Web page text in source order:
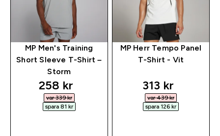
MP Men's Training
Short Sleeve T-Shirt –
Storm
discounted price
258 kr‎
var 339 kr‎
spara 81 kr‎
MP Herr Tempo Panel
T-Shirt - Vit
discounted
313 kr‎
var 439 kr‎
spara 126 kr‎